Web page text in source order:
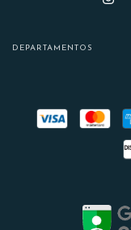
DEPARTAMENTOS